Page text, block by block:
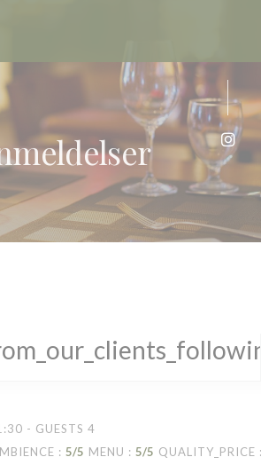
- GUESTS 4
: 5/5 MENU : 5/5 QUALITY_PRICE